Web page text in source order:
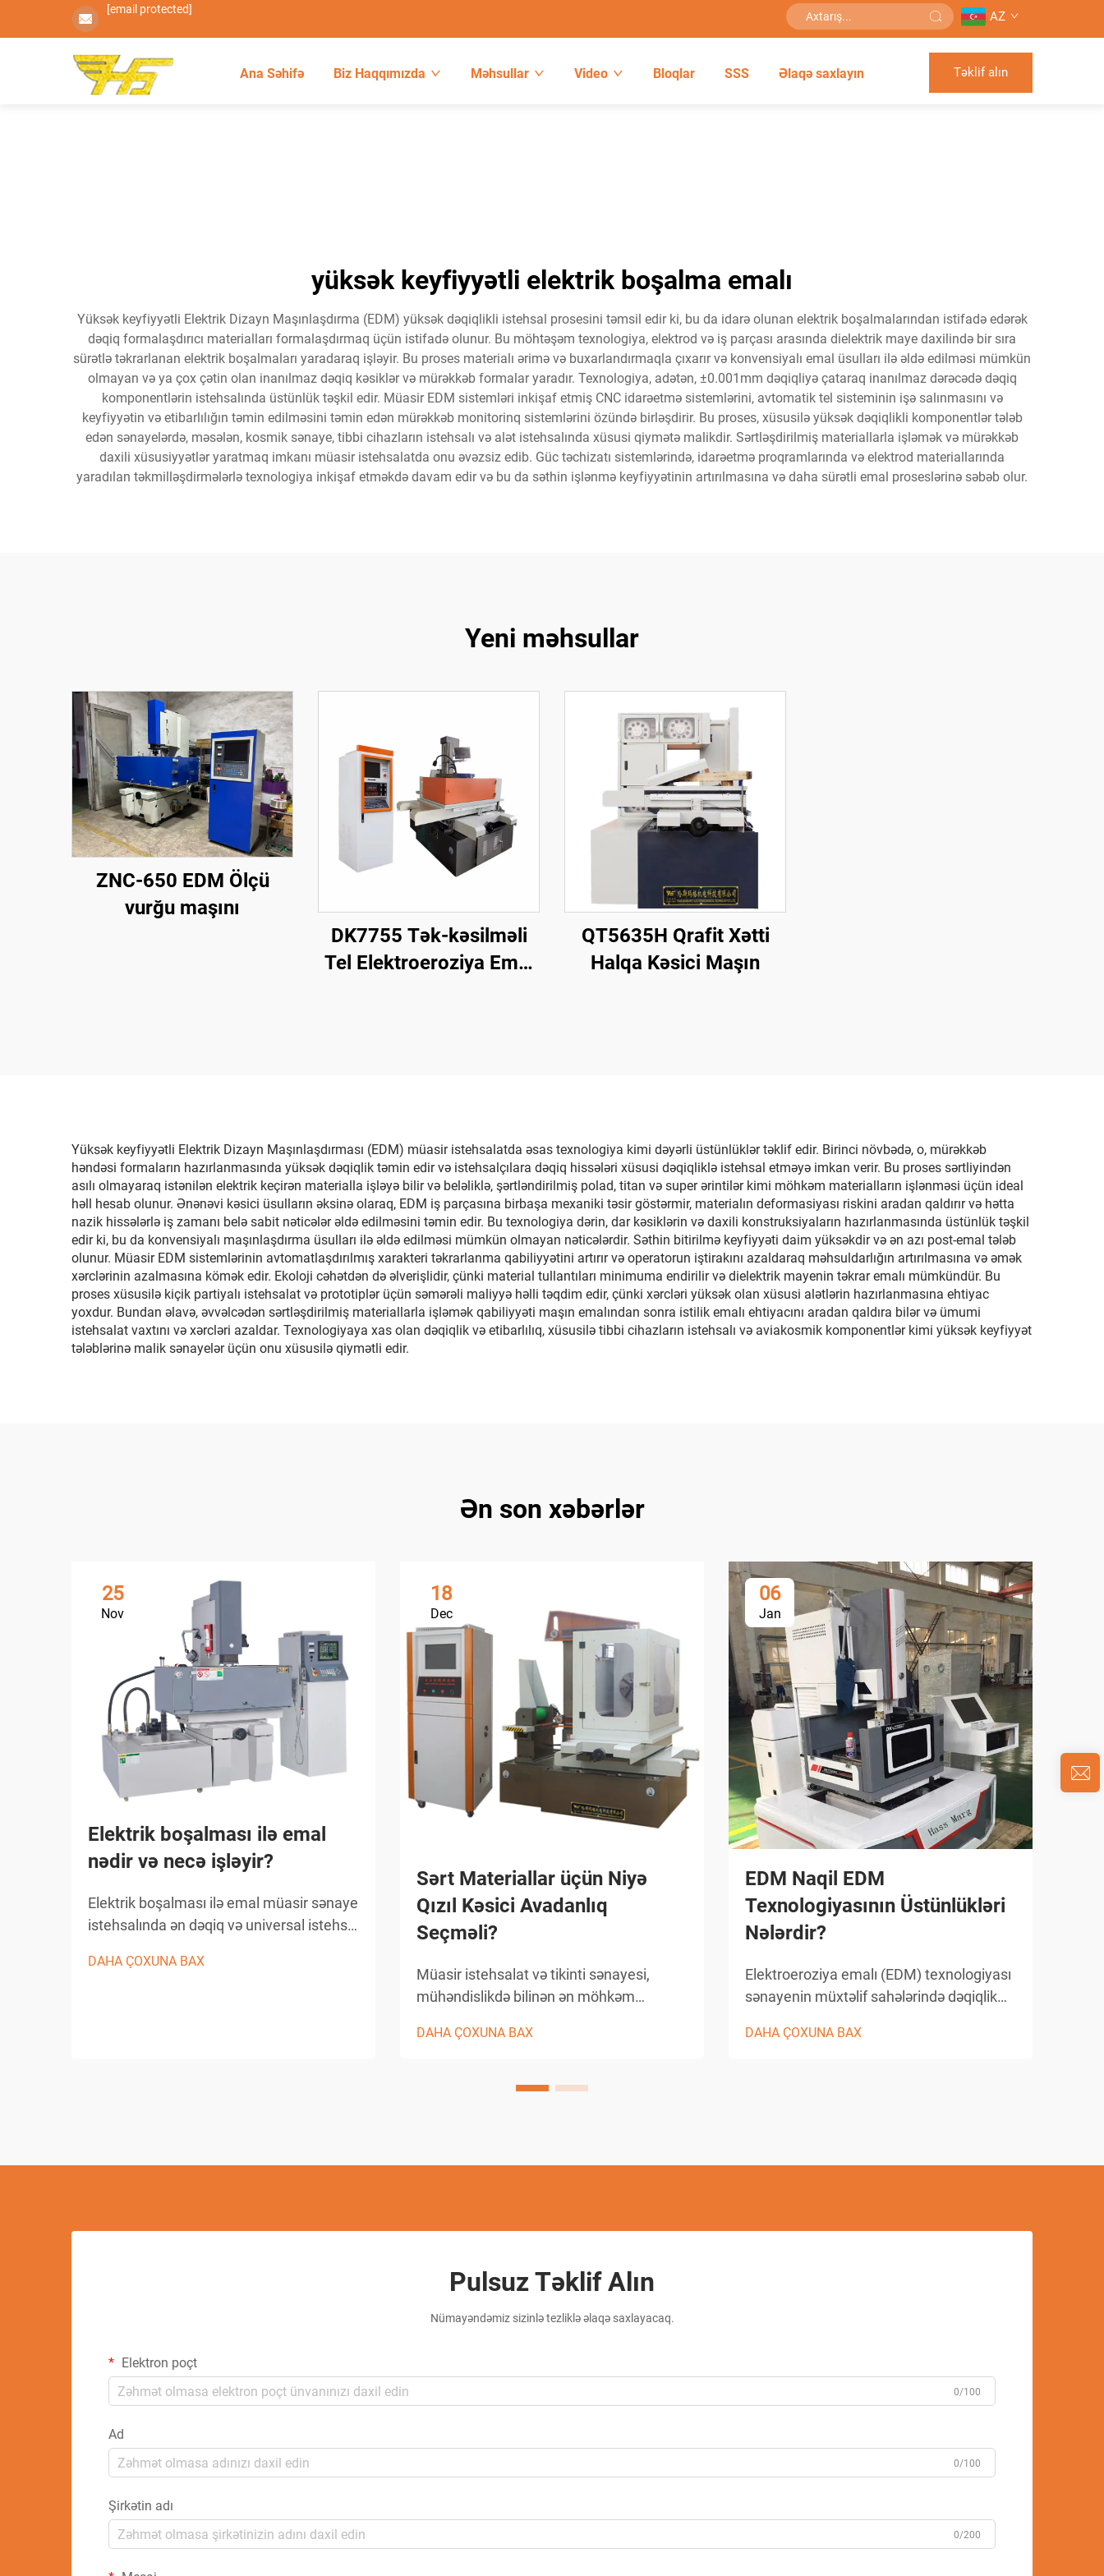
[email protected] AZ
Ana Səhifə Biz Haqqımızda Məhsullar Video Bloqlar SSS Əlaqə saxlayın Təklif alın
yüksək keyfiyyətli elektrik boşalma emalı
Yüksək keyfiyyətli Elektrik Dizayn Maşınlaşdırma (EDM) yüksək dəqiqlikli istehsal prosesini təmsil edir ki, bu da idarə olunan elektrik boşalmalarından istifadə edərək
dəqiq formalaşdırıcı materialları formalaşdırmaq üçün istifadə olunur. Bu möhtəşəm texnologiya, elektrod və iş parçası arasında dielektrik maye daxilində bir sıra
sürətlə təkrarlanan elektrik boşalmaları yaradaraq işləyir. Bu proses materialı ərimə və buxarlandırmaqla çıxarır və konvensiyalı emal üsulları ilə əldə edilməsi mümkün
olmayan və ya çox çətin olan inanılmaz dəqiq kəsiklər və mürəkkəb formalar yaradır. Texnologiya, adətən, ±0.001mm dəqiqliyə çataraq inanılmaz dərəcədə dəqiq
komponentlərin istehsalında üstünlük təşkil edir. Müasir EDM sistemləri inkişaf etmiş CNC idarəetmə sistemlərini, avtomatik tel sisteminin işə salınmasını və
keyfiyyətin və etibarlılığın təmin edilməsini təmin edən mürəkkəb monitorinq sistemlərini özündə birləşdirir. Bu proses, xüsusilə yüksək dəqiqlikli komponentlər tələb
edən sənayelərdə, məsələn, kosmik sənaye, tibbi cihazların istehsalı və alət istehsalında xüsusi qiymətə malikdir. Sərtləşdirilmiş materiallarla işləmək və mürəkkəb
daxili xüsusiyyətlər yaratmaq imkanı müasir istehsalatda onu əvəzsiz edib. Güc təchizatı sistemlərində, idarəetmə proqramlarında və elektrod materiallarında
yaradılan təkmilləşdirmələrlə texnologiya inkişaf etməkdə davam edir və bu da səthin işlənmə keyfiyyətinin artırılmasına və daha sürətli emal proseslərinə səbəb olur.
Yeni məhsullar
ZNC-650 EDM Ölçü
vurğu maşını
DK7755 Tək-kəsilməli
Tel Elektroeroziya Emal
QT5635H Qrafit Xətti
Halqa Kəsici Maşın
Yüksək keyfiyyətli Elektrik Dizayn Maşınlaşdırması (EDM) müasir istehsalatda əsas texnologiya kimi dəyərli üstünlüklər təklif edir. Birinci növbədə, o, mürəkkəb
həndəsi formaların hazırlanmasında yüksək dəqiqlik təmin edir və istehsalçılara dəqiq hissələri xüsusi dəqiqliklə istehsal etməyə imkan verir. Bu proses sərtliyindən
asılı olmayaraq istənilən elektrik keçirən materialla işləyə bilir və beləliklə, şərtləndirilmiş polad, titan və super ərintilər kimi möhkəm materialların işlənməsi üçün ideal
həll hesab olunur. Ənənəvi kəsici üsulların əksinə olaraq, EDM iş parçasına birbaşa mexaniki təsir göstərmir, materialın deformasiyası riskini aradan qaldırır və hətta
nazik hissələrlə iş zamanı belə sabit nəticələr əldə edilməsini təmin edir. Bu texnologiya dərin, dar kəsiklərin və daxili konstruksiyaların hazırlanmasında üstünlük təşkil
edir ki, bu da konvensiyalı maşınlaşdırma üsulları ilə əldə edilməsi mümkün olmayan nəticələrdir. Səthin bitirilmə keyfiyyəti daim yüksəkdir və ən azı post-emal tələb
olunur. Müasir EDM sistemlərinin avtomatlaşdırılmış xarakteri təkrarlanma qabiliyyətini artırır və operatorun iştirakını azaldaraq məhsuldarlığın artırılmasına və əmək
xərclərinin azalmasına kömək edir. Ekoloji cəhətdən də əlverişlidir, çünki material tullantıları minimuma endirilir və dielektrik mayenin təkrar emalı mümkündür. Bu
proses xüsusilə kiçik partiyalı istehsalat və prototiplər üçün səmərəli maliyyə həlli təqdim edir, çünki xərcləri yüksək olan xüsusi alətlərin hazırlanmasına ehtiyac
yoxdur. Bundan əlavə, əvvəlcədən sərtləşdirilmiş materiallarla işləmək qabiliyyəti maşın emalından sonra istilik emalı ehtiyacını aradan qaldıra bilər və ümumi
istehsalat vaxtını və xərcləri azaldar. Texnologiyaya xas olan dəqiqlik və etibarlılıq, xüsusilə tibbi cihazların istehsalı və aviakosmik komponentlər kimi yüksək keyfiyyət
tələblərinə malik sənayelər üçün onu xüsusilə qiymətli edir.
Ən son xəbərlər
25
Nov
Elektrik boşalması ilə emal
nədir və necə işləyir?
Elektrik boşalması ilə emal müasir sənaye
istehsalında ən dəqiq və universal istehsal
üsulu materialın keçirici iş detallarından
DAHA ÇOXUNA BAX
18
Dec
Sərt Materiallar üçün Niyə
Qızıl Kəsici Avadanlıq
Seçməli?
Müasir istehsalat və tikinti sənayesi,
mühəndislikdə bilinən ən möhkəm
həllər tələb edir. Gücləndirilmiş beton
keramiklərə və şərtləşdirilmiş metallara
DAHA ÇOXUNA BAX
06
Jan
EDM Naqil EDM
Texnologiyasının Üstünlükləri
Nələrdir?
Elektroeroziya emalı (EDM) texnologiyası
sənayenin müxtəlif sahələrində dəqiqlik
EDM bu gün mövcud olan ən mürəkkəb
DAHA ÇOXUNA BAX
Pulsuz Təklif Alın
Nümayəndəmiz sizinlə tezliklə əlaqə saxlayacaq.
Elektron poçt
0/100
Ad
0/100
Şirkətin adı
0/200